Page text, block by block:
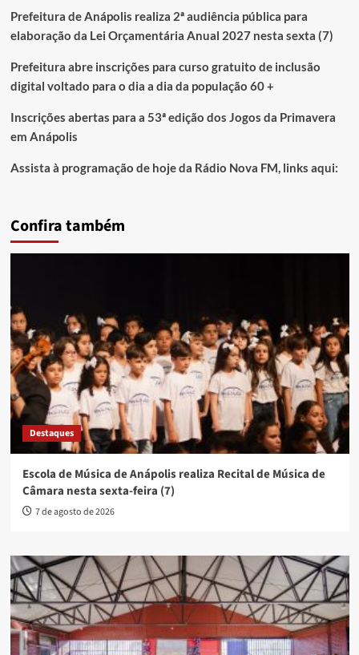
Prefeitura de Anápolis realiza 2ª audiência pública para
elaboração da Lei Orçamentária Anual 2027 nesta sexta (7)
Prefeitura abre inscrições para curso gratuito de inclusão
digital voltado para o dia a dia da população 60 +
Inscrições abertas para a 53ª edição dos Jogos da Primavera
em Anápolis
Assista à programação de hoje da Rádio Nova FM, links aqui:
Confira também
Destaques
Escola de Música de Anápolis realiza Recital de Música de
Câmara nesta sexta-feira (7)
7 de agosto de 2026